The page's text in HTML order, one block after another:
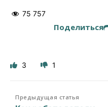
75 757
Поделиться
3 1
Предыдущая статья